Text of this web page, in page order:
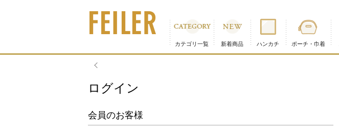
カテゴリ一覧 新着商品 ハンカチ ポーチ・巾着
ログイン
会員のお客様